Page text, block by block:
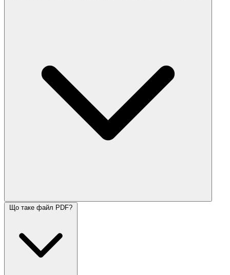
Що таке файл PDF?